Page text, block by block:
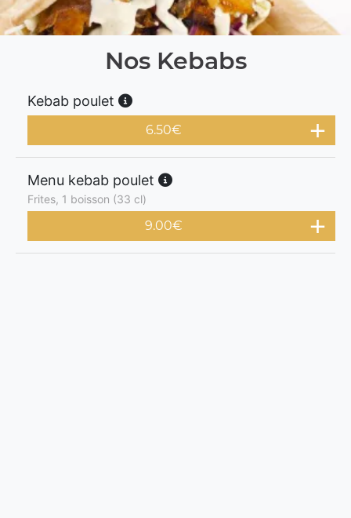
Nos Kebabs
Kebab poulet
6.50€
Menu kebab poulet
Frites, 1 boisson (33 cl)
9.00€